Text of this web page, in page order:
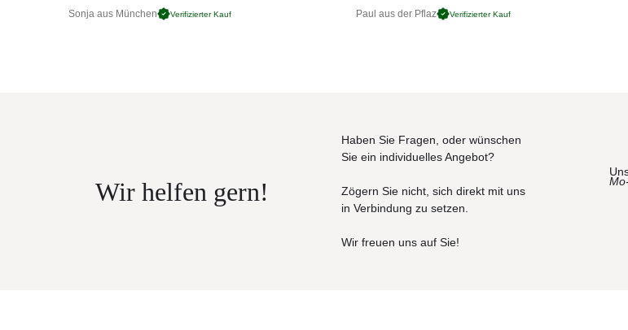
Sonja aus München Verifizierter Kauf Paul aus der Pflaz Verifizierter Kauf
Wir helfen gern!
Haben Sie Fragen, oder wünschen
Sie ein individuelles Angebot?
Zögern Sie nicht, sich direkt mit uns
in Verbindung zu setzen.
Wir freuen uns auf Sie!